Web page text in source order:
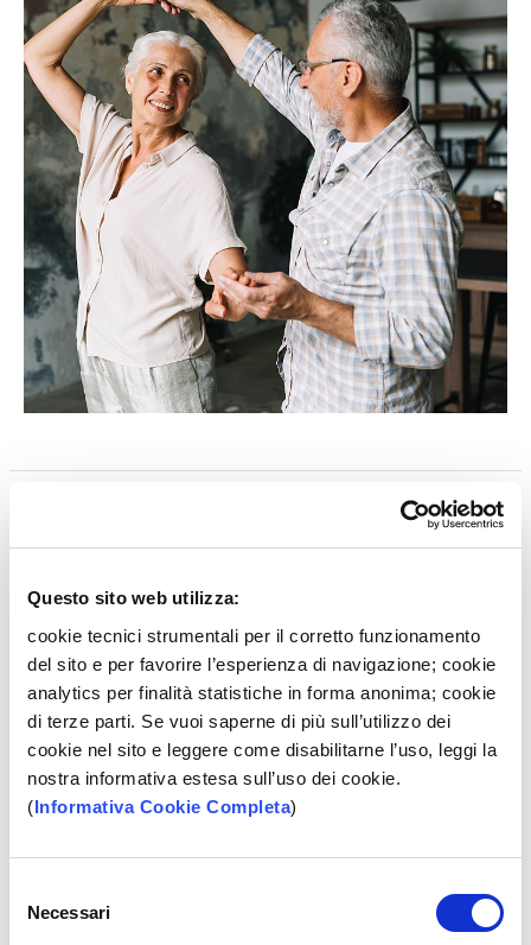
Questo sito web utilizza:
cookie tecnici strumentali per il corretto funzionamento
del sito e per favorire l’esperienza di navigazione; cookie
analytics per finalità statistiche in forma anonima; cookie
di terze parti. Se vuoi saperne di più sull’utilizzo dei
cookie nel sito e leggere come disabilitarne l’uso, leggi la
nostra informativa estesa sull’uso dei cookie.
(Informativa Cookie Completa)
delNecessari
FISSA UN APPUNTAMENTO
RICHIEDI SUBITO UN PREVENTIVO
Messaggio pubblicitario con finalità promozionale. Per il TAEG, per
le condizioni contrattuali del prodotto e per quanto non
espressamente indicato, è necessario fare riferimento agli
Consumatori che sarà rilasciato presso tutte le Filiali della Banca
in forma personalizzata. Banca Popolare Pugliese si riserva la